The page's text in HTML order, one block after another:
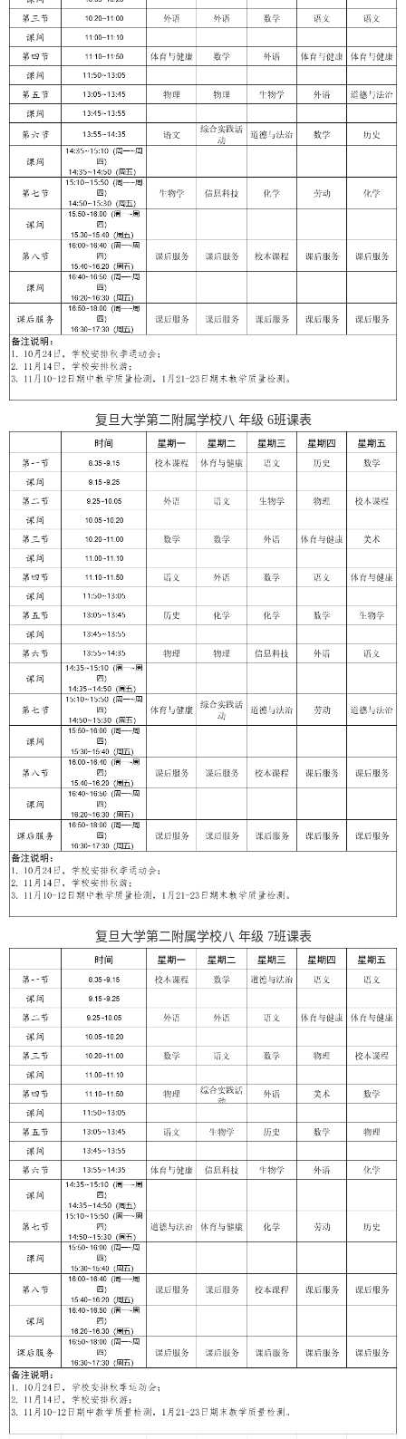
复旦大学第二附属学校八 年级 6班课表
复旦大学第二附属学校八 年级 7班课表